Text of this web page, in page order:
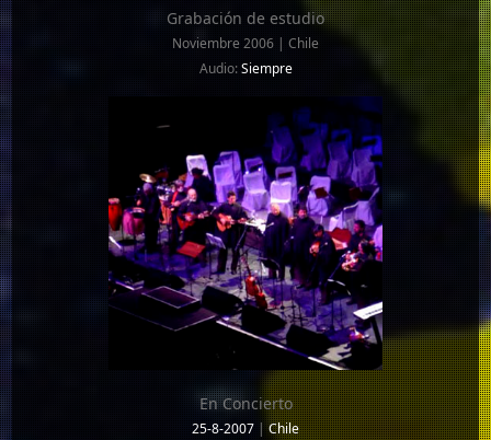
Grabación de estudio
Noviembre 2006 | Chile
Audio:Siempre
En Concierto
25-8-2007 |Chile